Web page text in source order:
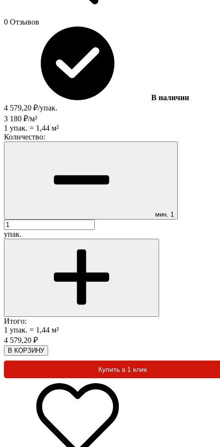
0 Отзывов
В наличии
4 579,20 ₽/упак.
3 180 ₽/м²
1 упак. = 1,44 м²
Количество:
мин. 1
упак.
Итого:
1 упак. = 1,44 м²
4 579,20 ₽
В КОРЗИНУ
Купить в 1 клик